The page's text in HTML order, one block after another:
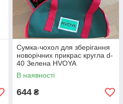
Сумка-чохол для зберігання
новорічних прикрас кругла d-
40 Зелена HVOYA
В наявності
644 ₴